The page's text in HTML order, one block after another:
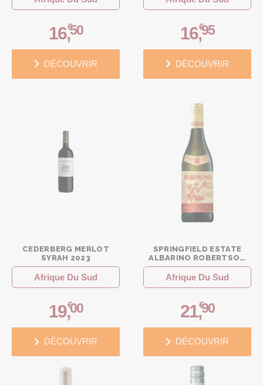
16
,€50
DÉCOUVRIR
16
,€95
DÉCOUVRIR
CEDERBERG MERLOT
SYRAH 2023
Afrique Du Sud
19
,€00
DÉCOUVRIR
SPRINGFIELD ESTATE
ALBARINO ROBERTSON
BLANC
Afrique Du Sud
21
,€90
DÉCOUVRIR